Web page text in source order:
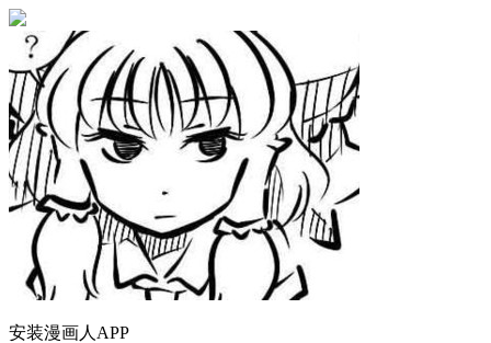
安装漫画人APP